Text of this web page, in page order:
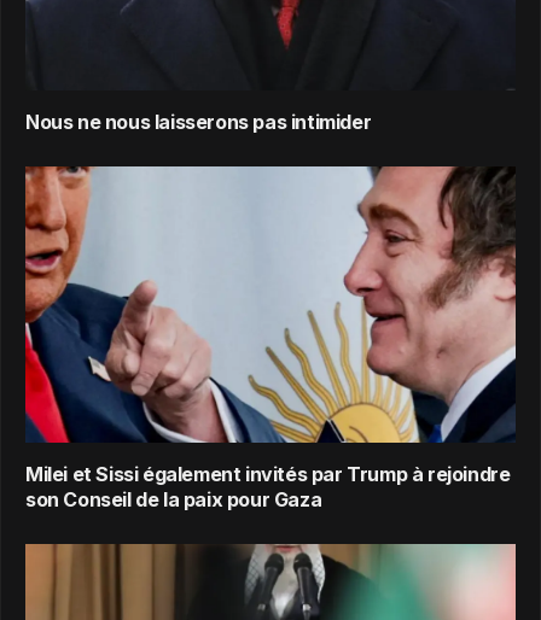
Nous ne nous laisserons pas intimider
Milei et Sissi également invités par Trump à rejoindre
son Conseil de la paix pour Gaza